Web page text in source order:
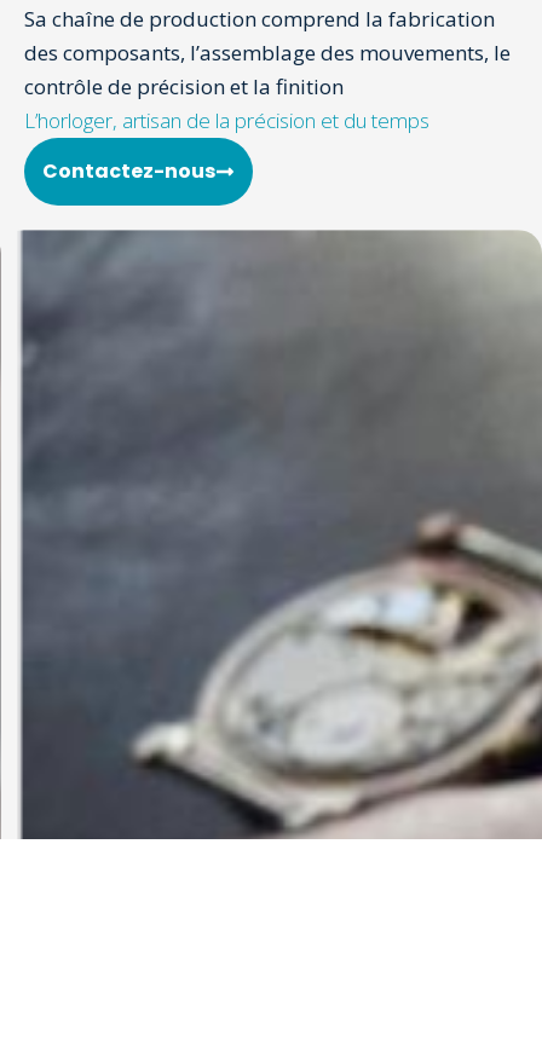
Sa chaîne de production comprend la fabrication
des composants, l’assemblage des mouvements, le
contrôle de précision et la finition
L’horloger, artisan de la précision et du temps
Contactez-nous